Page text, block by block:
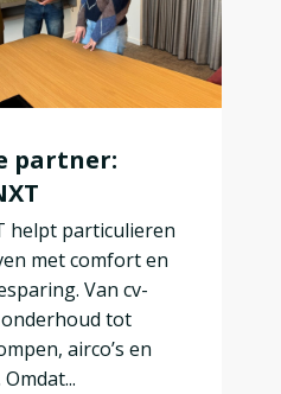
partner:
helpt particulieren
met comfort en
Van cv-
tot
airco’s en